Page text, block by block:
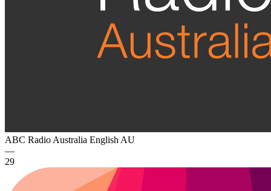
ABC Radio Australia English AU
—
29